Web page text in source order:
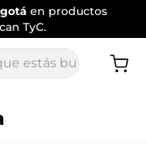
en productos
TyC.
buscando